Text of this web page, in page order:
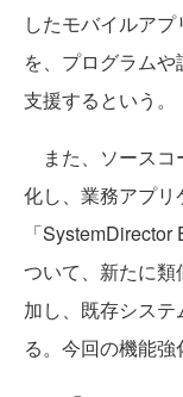
したモバイルア
を、プログラム
支援するという。
また、ソースコ
化し、業務アプ
「
ついて、新たに
加し、既存シス
る。今回の機能強